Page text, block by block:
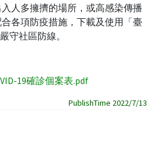
人多擁擠的場所，或高感染傳播
各項防疫措施，下載及使用「臺
守社區防線。
19確診個案表.pdf
PublishTime 2022/7/13